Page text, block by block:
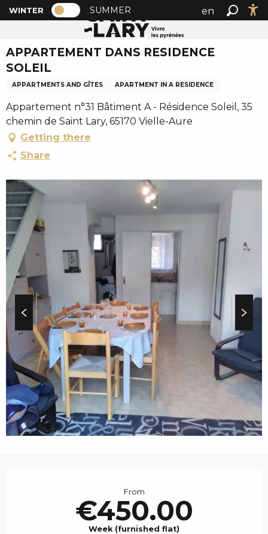
A
l
e
r
a
c
o
n
t
n
u
p
i
n
p
a
PAGE D’ACCUEIL ACTUELLE HIVER : PASSER EN
WINTER PAGE D’ACCUEIL ACTUELLE HIVER :
SUMMER
en
es
Search
Home APPARTEMENT DANS RESIDENCE SOLEIL
APPARTEMENT DANS RESIDENCE
SOLEIL
APPARTMENTS AND GÎTES APARTMENT IN A RESIDENCE
Appartement n°31 Bâtiment A - Résidence Soleil, 35
chemin de Saint Lary, 65170 Vielle-Aure
Getting there
Share
From
€450.00
Week (furnished flat)